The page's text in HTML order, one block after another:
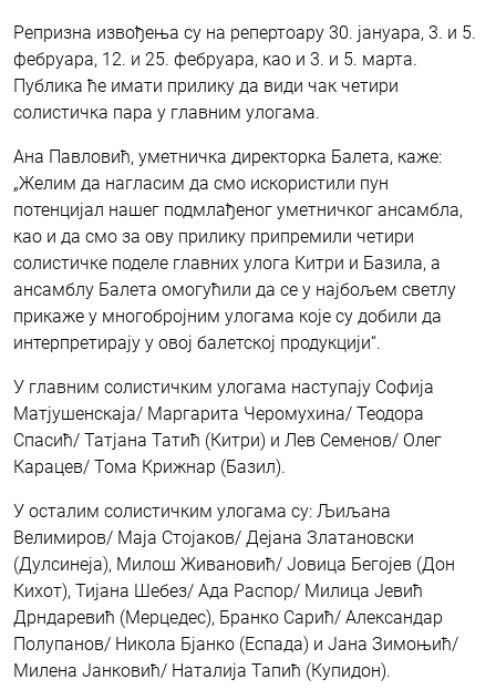
Репризна извођења су на репертоару 30. јануара, 3. и 5.
фебруара, 12. и 25. фебруара, као и 3. и 5. марта.
Публика ће имати прилику да види чак четири
солистичка пара у главним улогама.
Ана Павловић, уметничка директорка Балета, каже:
„Желим да нагласим да смо искористили пун
потенцијал нашег подмлађеног уметничког ансамбла,
као и да смо за ову прилику припремили четири
солистичке поделе главних улога Китри и Базила, а
ансамблу Балета омогућили да се у најбољем светлу
прикаже у многобројним улогама које су добили да
интерпретирају у овој балетској продукцији“.
У главним солистичким улогама наступају Софија
Матјушенскаја/ Маргарита Черомухина/ Теодора
Спасић/ Татјана Татић (Китри) и Лев Семенов/ Олег
Карацев/ Тома Крижнар (Базил).
У осталим солистичким улогама су: Љиљана
Велимиров/ Маја Стојаков/ Дејана Златановски
(Дулсинеја), Милош Живановић/ Јовица Бегојев (Дон
Кихот), Тијана Шебез/ Ада Распор/ Милица Јевић
Дрндаревић (Мерцедес), Бранко Сарић/ Александар
Полупанов/ Никола Бјанко (Еспада) и Јана Зимоњић/
Милена Јанковић/ Наталија Тапић (Купидон).